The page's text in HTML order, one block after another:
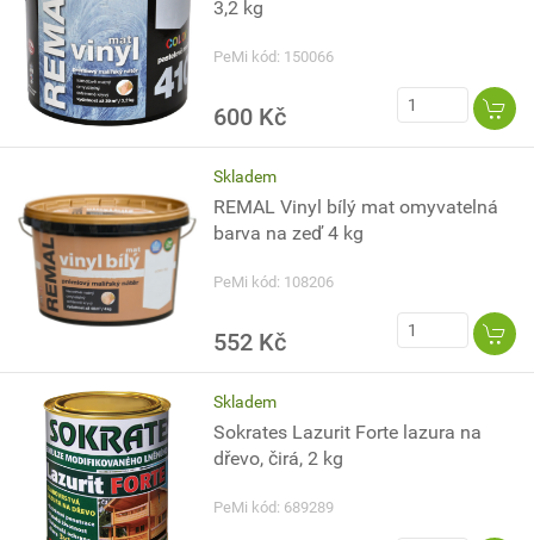
3,2 kg
PeMi kód: 150066
600 Kč
Skladem
REMAL Vinyl bílý mat omyvatelná
barva na zeď 4 kg
PeMi kód: 108206
552 Kč
Skladem
Sokrates Lazurit Forte lazura na
dřevo, čirá, 2 kg
PeMi kód: 689289